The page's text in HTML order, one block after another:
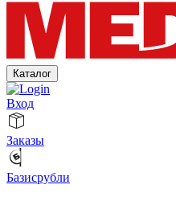
Каталог
Вход
Заказы
Базисрубли